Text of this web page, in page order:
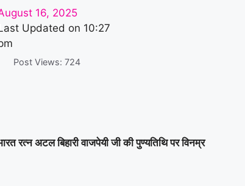
16, 2025
Updated on 10:27
Post Views: 724
रत्न अटल बिहारी वाजपेयी जी की पुण्यतिथि पर विनम्र